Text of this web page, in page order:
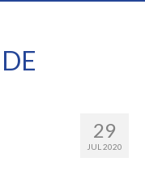
29
JUL 2020